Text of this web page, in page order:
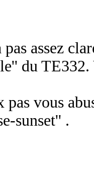
assez
du
pas vous
sunset'' .